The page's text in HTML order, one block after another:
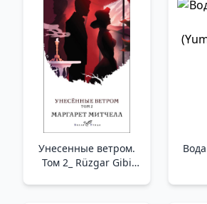
Унесенные ветром.
Том 2_ Rüzgar Gibi